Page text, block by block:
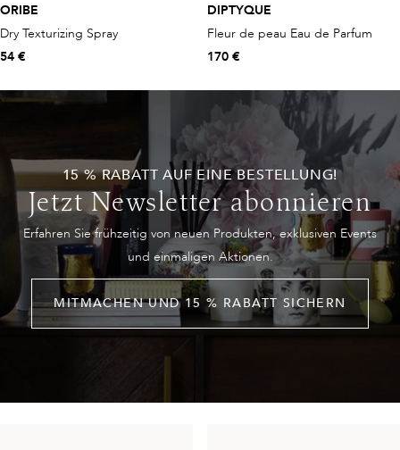
ORIBE
Dry Texturizing Spray
54 €
DIPTYQUE
Fleur de peau Eau de Parfum
170 €
15 % RABATT AUF EINE BESTELLUNG!
Jetzt Newsletter abonnieren
Erfahren Sie frühzeitig von neuen Produkten, exklusiven Events
und einmaligen Aktionen.
MITMACHEN UND 15 % RABATT SICHERN